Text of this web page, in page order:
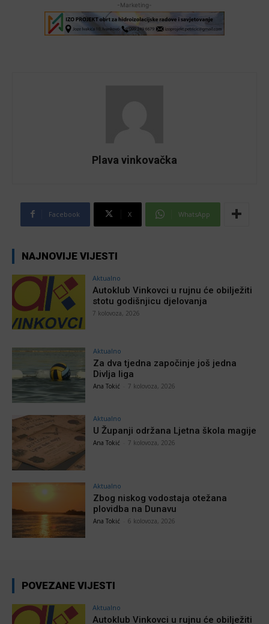
-Marketing-
Plava vinkovačka
Facebook X WhatsApp
NAJNOVIJE VIJESTI
Aktualno
Autoklub Vinkovci u rujnu će obilježiti
stotu godišnjicu djelovanja
7 kolovoza, 2026
Aktualno
Za dva tjedna započinje još jedna
Divlja liga
Ana Tokić 7 kolovoza, 2026
Aktualno
U Županji održana Ljetna škola magije
Ana Tokić 7 kolovoza, 2026
Aktualno
Zbog niskog vodostaja otežana
plovidba na Dunavu
Ana Tokić 6 kolovoza, 2026
POVEZANE VIJESTI
Aktualno
Autoklub Vinkovci u rujnu će obilježiti